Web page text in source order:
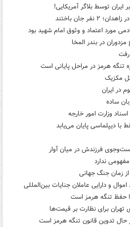
ایران توسط بلاگر آمریکایی!
جان باختند
مورد اعتماد و وثوق امام شهید بود
در بندر المخا
رفت
تنگه هرمز در مراحل پایانی است
مکزیک
در ایران
ساده
وزارت امور خارجه
با دیپلماسی پایان می‌یابد
فرزندش در میان آوار
ندارد
زمان جنگ جهانی
و دارایی عاملان جنایات بین‌المللی
حفظ تنگه هرمز است
برای نظارت بر قیمت‌ها
تدوین قانون تنگه هرمز است